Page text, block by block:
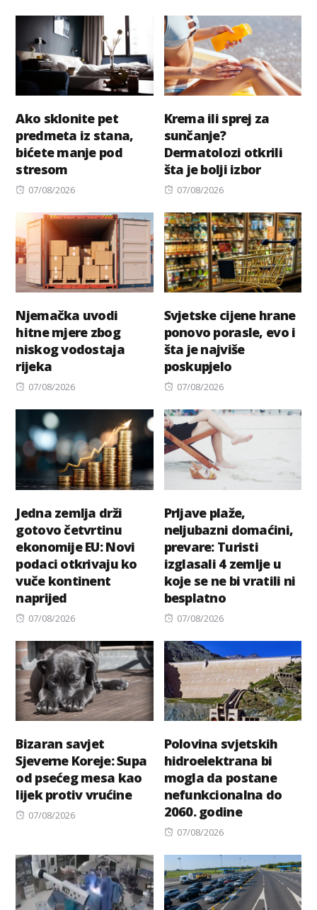
Ako sklonite pet
predmeta iz stana,
bićete manje pod
stresom
Posted
07/08/2026
Krema ili sprej za
sunčanje?
Dermatolozi otkrili
šta je bolji izbor
Posted
07/08/2026
Njemačka uvodi
hitne mjere zbog
niskog vodostaja
rijeka
Posted
07/08/2026
Svjetske cijene hrane
ponovo porasle, evo i
šta je najviše
poskupjelo
Posted
07/08/2026
Jedna zemlja drži
gotovo četvrtinu
ekonomije EU: Novi
podaci otkrivaju ko
vuče kontinent
naprijed
Posted
07/08/2026
Prljave plaže,
neljubazni domaćini,
prevare: Turisti
izglasali 4 zemlje u
koje se ne bi vratili ni
besplatno
Posted
07/08/2026
Bizaran savjet
Sjeverne Koreje: Supa
od psećeg mesa kao
lijek protiv vrućine
Posted
07/08/2026
Polovina svjetskih
hidroelektrana bi
mogla da postane
nefunkcionalna do
2060. godine
Posted
07/08/2026